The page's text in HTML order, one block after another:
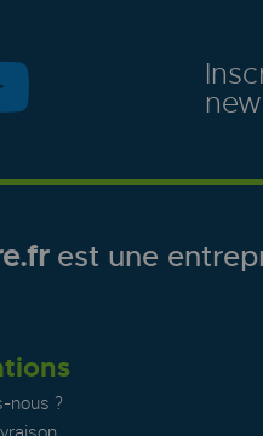
est une
nous ?